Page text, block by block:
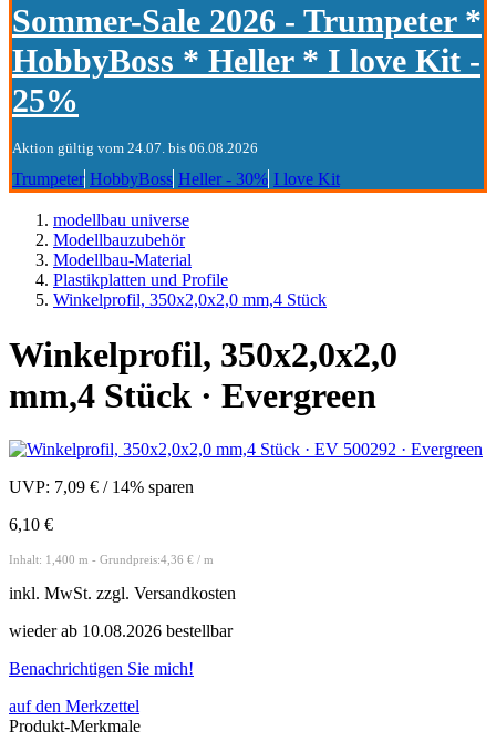
Sommer-Sale 2026 - Trumpeter *
HobbyBoss * Heller * I love Kit -
25%
Aktion gültig vom 24.07. bis 06.08.2026
Trumpeter HobbyBoss Heller - 30% I love Kit
modellbau universe
Modellbauzubehör
Modellbau-Material
Plastikplatten und Profile
Winkelprofil, 350x2,0x2,0 mm,4 Stück
Winkelprofil, 350x2,0x2,0
mm,4 Stück · Evergreen
UVP: 7,09 € / 14% sparen
6,10 €
Inhalt: 1,400 m - Grundpreis:4,36 € / m
inkl. MwSt. zzgl. Versandkosten
wieder ab 10.08.2026 bestellbar
Benachrichtigen Sie mich!
auf den Merkzettel
Produkt-Merkmale